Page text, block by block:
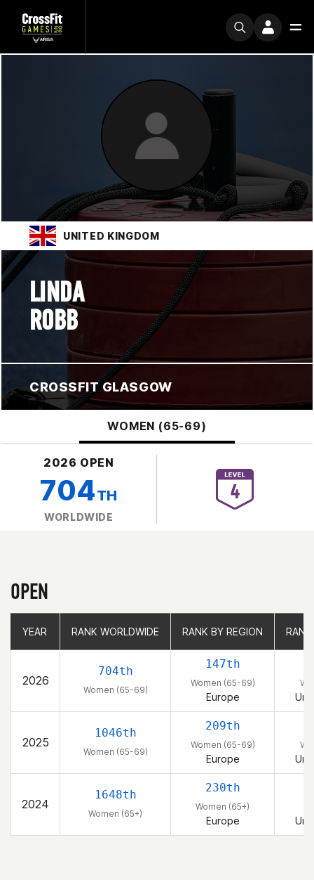
UNITED KINGDOM
LINDA
ROBB
CROSSFIT GLASGOW
WOMEN (65-69)
2026 OPEN
704TH
WORLDWIDE
OPEN
YEAR RANK WORLDWIDE RANK BY REGION
2026
704th
Women (65-69)
147th
Women (65-69)
Europe
2025
1046th
Women (65-69)
209th
Women (65-69)
Europe
2024
1648th
Women (65+)
230th
Women (65+)
Europe
YEAR RANK WORLDWIDE RANK BY REGION